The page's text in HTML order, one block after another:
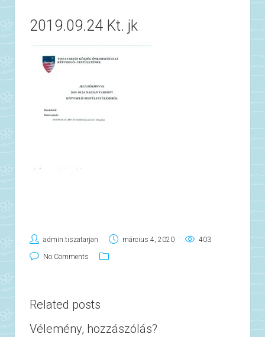
2019.09.24 Kt. jk
admin.tiszatarjan március 4, 2020 403
No Comments
Related posts
Vélemény, hozzászólás?